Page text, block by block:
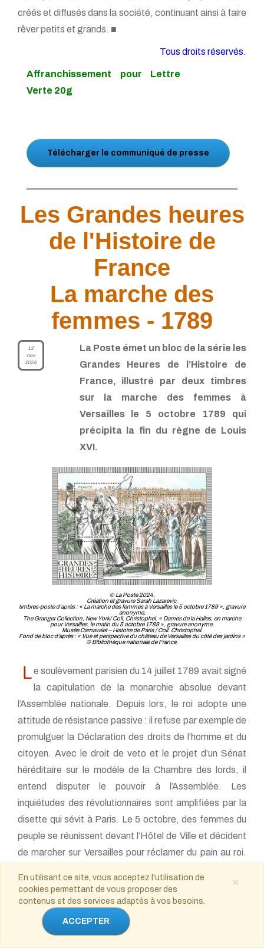
créés et diffusés dans la société, continuant ainsi à faire
rêver petits et grands. ■
Tous droits réservés.
Affranchissement pour Lettre
Verte 20g
Télécharger le communiqué de presse
Les Grandes heures
de l'Histoire de
France
La marche des
femmes - 1789
12
nov.
2024
La Poste émet un bloc de la série les
Grandes Heures de l’Histoire de
France, illustré par deux timbres
sur la marche des femmes à
Versailles le 5 octobre 1789 qui
précipita la fin du règne de Louis
XVI.
© La Poste 2024.
Création et gravure Sarah Lazarevic,
timbres-poste d'après : « La marche des femmes à Versailles le 5 octobre 1789 », gravure
anonyme,
The Granger Collection, New York/ Coll. Christophel. « Dames de la Halles, en marche
pour Versailles, le matin du 5 octobre 1789 », gravure anonyme,
Musée Carnavalet – Histoire de Paris / Coll. Christophel.
Fond de bloc d'après : « Vue et perspective du château de Versailles du côté des jardins »
© Bibliothèque nationale de France.
Le soulèvement parisien du 14 juillet 1789 avait signé
la capitulation de la monarchie absolue devant
l’Assemblée nationale. Depuis lors, le roi adopte une
attitude de résistance passive : il refuse par exemple de
promulguer la Déclaration des droits de l’homme et du
citoyen. Avec le droit de veto et le projet d’un Sénat
héréditaire sur le modèle de la Chambre des lords, il
entend disputer le pouvoir à l’Assemblée. Les
inquiétudes des révolutionnaires sont amplifiées par la
disette qui sévit à Paris. Le 5 octobre, des femmes du
peuple se réunissent devant l’Hôtel de Ville et décident
de marcher sur Versailles pour réclamer du pain au roi.
ainsi que par la garde nationale entièrement acquise à la
Révolution. En fin d’après-midi, Louis XVI promet aux
femmes de faire livrer une grande quantité de farine
dans la capitale. Dans la soirée, il se soumet aussi aux
×
En utilisant ce site, vous acceptez l'utilisation de
cookies permettant de vous proposer des
contenus et des services adaptés à vos besoins.
ACCEPTER